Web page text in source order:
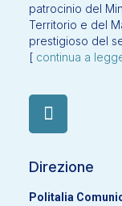
patrocinio del
Territorio e del
prestigioso del
[ continua a
Direzione
Politalia